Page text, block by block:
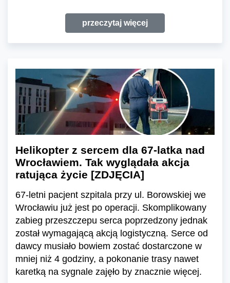
przeczytaj więcej
Helikopter z sercem dla 67-latka nad
Wrocławiem. Tak wyglądała akcja
ratująca życie [ZDJĘCIA]
67-letni pacjent szpitala przy ul. Borowskiej we
Wrocławiu już jest po operacji. Skomplikowany
zabieg przeszczepu serca poprzedzony jednak
został wymagającą akcją logistyczną. Serce od
dawcy musiało bowiem zostać dostarczone w
mniej niż 4 godziny, a pokonanie trasy nawet
karetką na sygnale zajęło by znacznie więcej.